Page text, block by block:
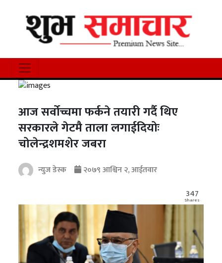
आज सर्वोच्चमा फर्कने तयारी गर्दै थिए
सरकारले गेटमै ताला लगाईदियोः
चोलेन्द्रशमशेर जबरा
न्युज डेस्क
२०७९ आश्विन २, आईतवार
347
Shares